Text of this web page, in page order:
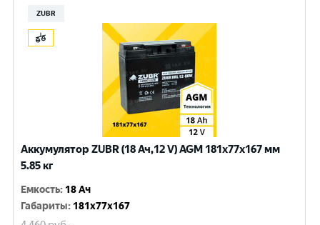
ZUBR
Аккумулятор ZUBR (18 Ач,12 V) AGM 181x77x167 мм
5.85 кг
Емкость: 18 Ач
Габариты: 181x77x167